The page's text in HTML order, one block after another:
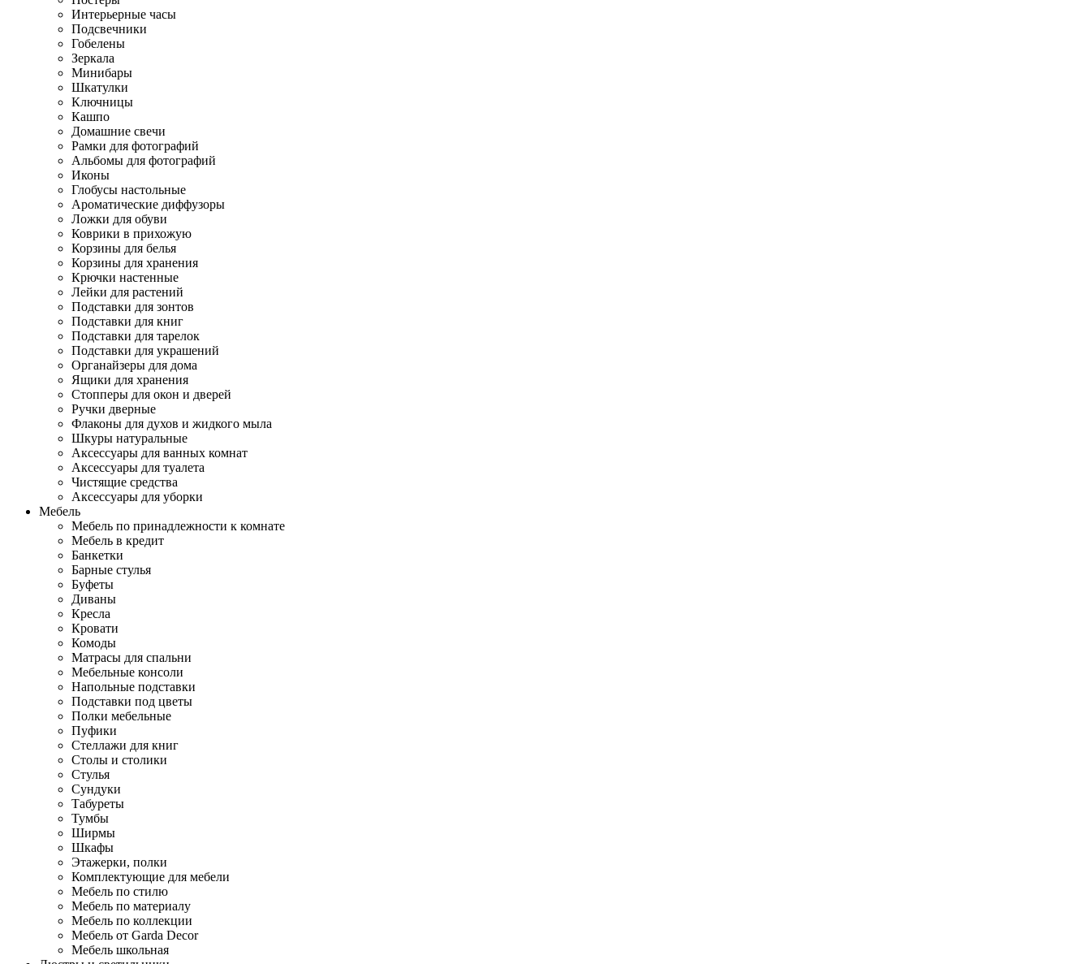
Интерьерные часы
Подсвечники
Гобелены
Зеркала
Минибары
Шкатулки
Ключницы
Кашпо
Домашние свечи
Рамки для фотографий
Альбомы для фотографий
Иконы
Глобусы настольные
Ароматические диффузоры
Ложки для обуви
Коврики в прихожую
Корзины для белья
Корзины для хранения
Крючки настенные
Лейки для растений
Подставки для зонтов
Подставки для книг
Подставки для тарелок
Подставки для украшений
Органайзеры для дома
Ящики для хранения
Стопперы для окон и дверей
Ручки дверные
Флаконы для духов и жидкого мыла
Шкуры натуральные
Аксессуары для ванных комнат
Аксессуары для туалета
Чистящие средства
Аксессуары для уборки
Мебель
Мебель по принадлежности к комнате
Мебель в кредит
Банкетки
Барные стулья
Буфеты
Диваны
Кресла
Кровати
Комоды
Матрасы для спальни
Мебельные консоли
Напольные подставки
Подставки под цветы
Полки мебельные
Пуфики
Стеллажи для книг
Столы и столики
Стулья
Сундуки
Табуреты
Тумбы
Ширмы
Шкафы
Этажерки, полки
Комплектующие для мебели
Мебель по стилю
Мебель по материалу
Мебель по коллекции
Мебель от Garda Decor
Мебель школьная